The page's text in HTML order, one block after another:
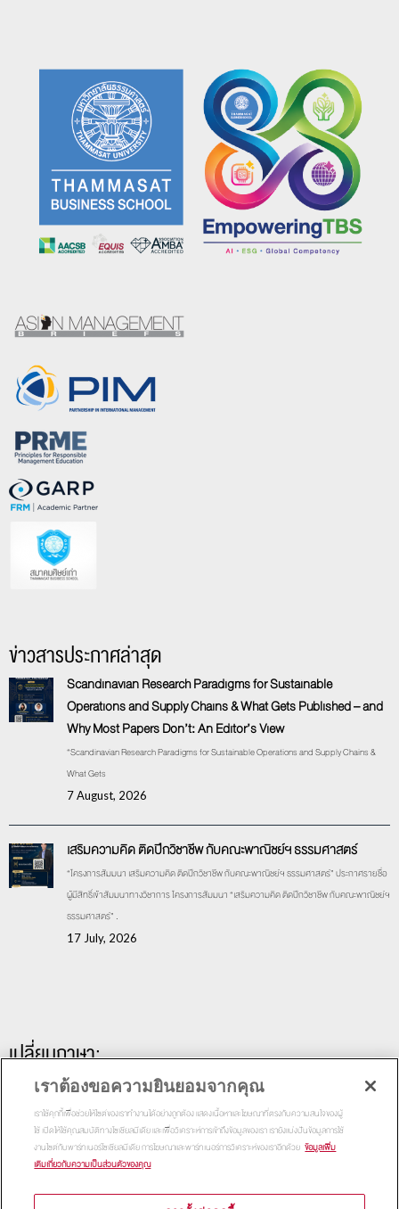
ข่าวสารประกาศล่าสุด
Scandinavian Research Paradigms for Sustainable
Operations and Supply Chains & What Gets Published – and
Why Most Papers Don’t: An Editor’s View
“Scandinavian Research Paradigms for Sustainable Operations and Supply Chains &
What Gets
7 August, 2026
เสริมความคิด ติดปีกวิชาชีพ กับคณะพาณิชย์ฯ ธรรมศาสตร์
“โครงการสัมมนา เสริมความคิด ติดปีกวิชาชีพ กับคณะพาณิชย์ฯ ธรรมศาสตร์” ประกาศรายชื่อ
ผู้มีสิทธิ์เข้าสัมมนาทางวิชาการ โครงการสัมมนา “เสริมความคิด ติดปีกวิชาชีพ กับคณะพาณิชย์ฯ
ธรรมศาสตร์” .
17 July, 2026
เปลี่ยนภาษา:
เราต้องขอความยินยอมจากคุณ
เราใช้คุกกี้เพื่อช่วยให้ไซต์ของเราทำงานได้อย่างถูกต้อง แสดงเนื้อหาและโฆษณาที่ตรงกับความสนใจของผู้
ใช้ เปิดให้ใช้คุณสมบัติทางโซเชียลมีเดีย และเพื่อวิเคราะห์การเข้าถึงข้อมูลของเรา เรายังแบ่งปันข้อมูลการใช้
งานไซต์กับพาร์ทเนอร์โซเชียลมีเดีย การโฆษณาและพาร์ทเนอร์การวิเคราะห์ของเราอีกด้วย ข้อมูลเพิ่ม
เติมเกี่ยวกับความเป็นส่วนตัวของคุณ